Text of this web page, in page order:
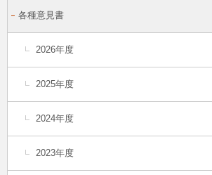
各種意見書
2026年度
2025年度
2024年度
2023年度